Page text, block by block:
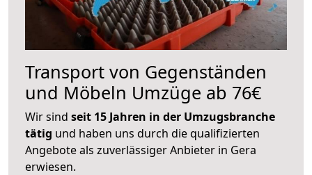
Transport von Gegenständen
und Möbeln Umzüge ab 76€
Wir sind seit 15 Jahren in der Umzugsbranche
tätig und haben uns durch die qualifizierten
Angebote als zuverlässiger Anbieter in Gera
erwiesen.